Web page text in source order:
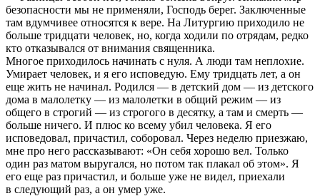
безопасности мы не применяли, Господь берег. Заключенные
там вдумчивее относятся к вере. На Литургию приходило не
больше тридцати человек, но, когда ходили по отрядам, редко
кто отказывался от внимания священника.
Многое приходилось начинать с нуля. А люди там неплохие.
Умирает человек, и я его исповедую. Ему тридцать лет, а он
еще жить не начинал. Родился — в детский дом — из детского
дома в малолетку — из малолетки в общий режим — из
общего в строгий — из строгого в десятку, а там и смерть —
больше ничего. И плюс ко всему убил человека. Я его
исповедовал, причастил, соборовал. Через неделю приезжаю,
мне про него рассказывают: «Он себя хорошо вел. Только
один раз матом выругался, но потом так плакал об этом». Я
его еще раз причастил, и больше уже не видел, приехали
в следующий раз, а он умер уже.